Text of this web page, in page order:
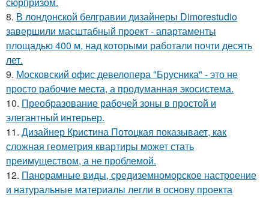
8. В лондонской белгравии дизайнеры Dimorestudio
завершили масштабный проект - апартаменты
площадью 400 м, над которыми работали почти десять
лет.
9. Московский офис девелопера "Брусника" - это не
просто рабочие места, а продуманная экосистема.
10. Преобразование рабочей зоны в простой и
элегантный интерьер.
11. Дизайнер Кристина Потоцкая показывает, как
сложная геометрия квартиры может стать
преимуществом, а не проблемой.
12. Панорамные виды, средиземноморское настроение
и натуральные материалы легли в основу проекта